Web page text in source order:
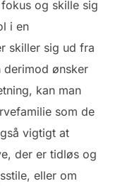
og skille sig
i en
skiller sig ud fra
derimod ønsker
kan man
som de
vigtigt at
der er tidløs og
eller om